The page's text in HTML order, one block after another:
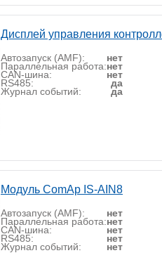
Дисплей управления
Автозапуск (AMF): нет
Параллельная работа:нет
CAN-шина: нет
RS485: да
Журнал событий: да
Модуль ComAp IS-AIN8
Автозапуск (AMF): нет
Параллельная работа:нет
CAN-шина: нет
RS485: нет
Журнал событий: нет